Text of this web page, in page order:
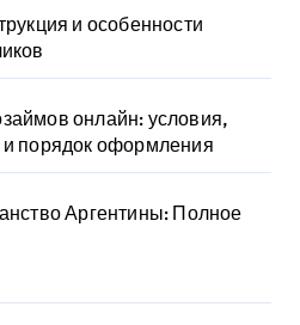
и особенности
онлайн: условия,
и порядок оформления
Аргентины: Полное